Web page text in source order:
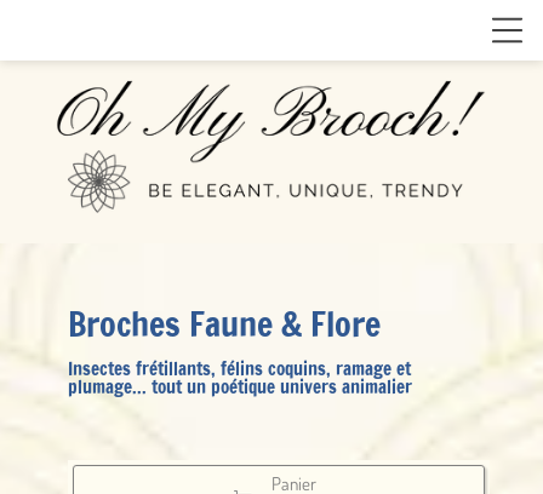
Broches Faune & Flore
Insectes frétillants, félins coquins, ramage et
plumage... tout un poétique univers animalier
Panier